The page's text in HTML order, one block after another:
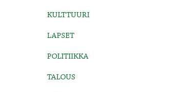
KULTTUURI
LAPSET
POLITIIKKA
TALOUS